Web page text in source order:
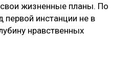
жизненные планы. По
первой инстанции не в
нравственных